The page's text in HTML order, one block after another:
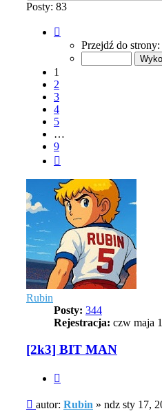
Posty: 83
Przejdź do strony:
1
2
3
4
5
…
9
Rubin
Posty: 344
Rejestracja: czw maja
[2k3] BIT MAN
Post
autor: Rubin » ndz sty 17,